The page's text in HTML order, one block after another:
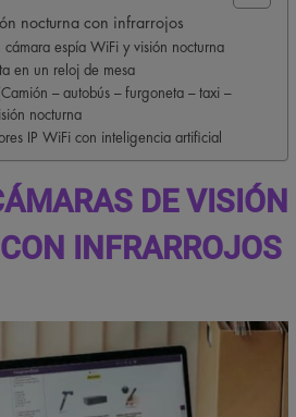
nocturna con infrarrojos
cámara espía WiFi y visión nocturna
en un reloj de mesa
– autobús – furgoneta – taxi –
nocturna
IP WiFi con inteligencia artificial
DE VISIÓN
INFRARROJOS